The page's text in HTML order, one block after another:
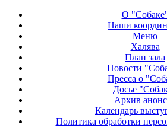
О
Наши
Меню
Халява
План зала
Новости
Пресса о
Досье
Архив
Календарь
Политика обработки